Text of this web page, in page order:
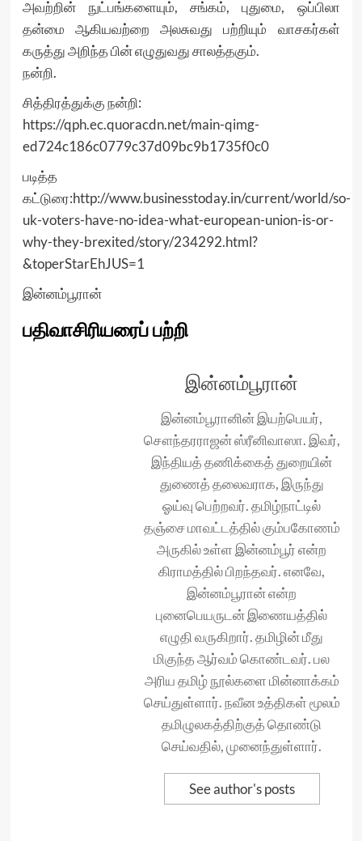
அவற்றின் நுட்பங்களையும், சங்கம், புதுமை, ஒப்பிலா
தன்மை ஆகியவற்றை அலசுவது பற்றியும் வாசகர்கள்
கருத்து அறிந்த பின் எழுதுவது சாலத்தகும்.
நன்றி.
சித்திரத்துக்கு நன்றி:
https://qph.ec.quoracdn.net/main-qimg-
ed724c186c0779c37d09bc9b1735f0c0
படித்த
கட்டுரை:http://www.businesstoday.in/current/world/so-
uk-voters-have-no-idea-what-european-union-is-or-
why-they-brexited/story/234292.html?
&toperStarEhJUS=1
இன்னம்பூரான்
பதிவாசிரியரைப் பற்றி
இன்னம்பூரான்
இன்னம்பூரானின் இயற்பெயர்,
சௌந்தரராஜன் ஸ்ரீனிவாஸா. இவர்,
இந்தியத் தணிக்கைத் துறையின்
துணைத் தலைவராக, இருந்து
ஓய்வு பெற்றவர். தமிழ்நாட்டில்
தஞ்சை மாவட்டத்தில் கும்பகோணம்
அருகில் உள்ள இன்னம்பூர் என்ற
கிராமத்தில் பிறந்தவர். எனவே,
இன்னம்பூரான் என்ற
புனைபெயருடன் இணையத்தில்
எழுதி வருகிறார். தமிழின் மீது
மிகுந்த ஆர்வம் கொண்டவர். பல
அரிய தமிழ் நூல்களை மின்னாக்கம்
செய்துள்ளார். நவீன உத்திகள் மூலம்
தமிழுலகத்திற்குத் தொண்டு
செய்வதில், முனைந்துள்ளார்.
See author's posts